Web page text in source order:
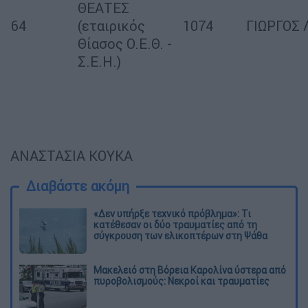
64
ΘΕΑΤΕΣ
(εταιρικός
Θίασος Ο.Ε.Θ. -
Σ.Ε.Η.)
1074 ΓΙΩΡΓΟΣ
ΑΝΑΣΤΑΣΙΑ ΚΟΥΚΑ
Διαβάστε ακόμη
«Δεν υπήρξε τεχνικό πρόβλημα»: Τι
κατέθεσαν οι δύο τραυματίες από τη
σύγκρουση των ελικοπτέρων στη Ψάθα
Μακελειό στη Βόρεια Καρολίνα ύστερα από
πυροβολισμούς: Νεκροί και τραυματίες